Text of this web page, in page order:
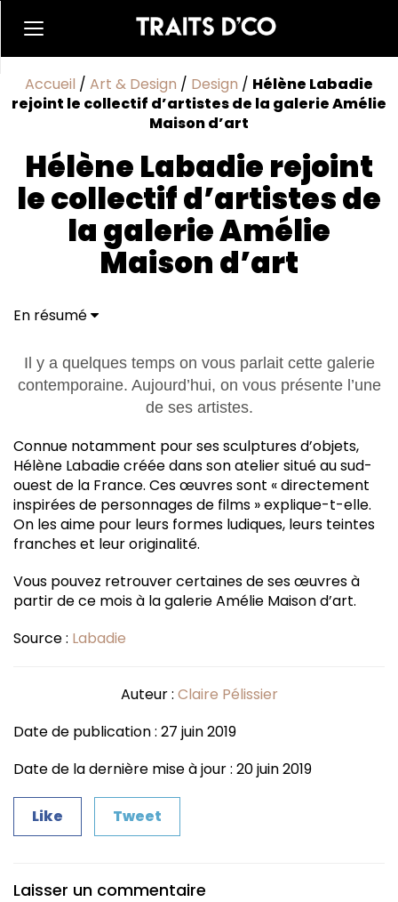
Accueil / Art & Design / Design / Hélène Labadie
rejoint le collectif d’artistes de la galerie Amélie
Maison d’art
Hélène Labadie rejoint
le collectif d’artistes de
la galerie Amélie
Maison d’art
En résumé
Il y a quelques temps on vous parlait cette galerie
contemporaine. Aujourd’hui, on vous présente l’une
de ses artistes.
Connue notamment pour ses sculptures d’objets,
Hélène Labadie créée dans son atelier situé au sud-
ouest de la France. Ces œuvres sont « directement
inspirées de personnages de films » explique-t-elle.
On les aime pour leurs formes ludiques, leurs teintes
franches et leur originalité.
Vous pouvez retrouver certaines de ses œuvres à
partir de ce mois à la galerie Amélie Maison d’art.
Source : Labadie
Auteur : Claire Pélissier
Date de publication : 27 juin 2019
Date de la dernière mise à jour : 20 juin 2019
Like Tweet
Laisser un commentaire